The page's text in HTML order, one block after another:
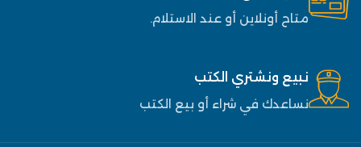
متاح أونلاين أو عند الاستلام.
نبيع ونشتري الكتب
نساعدك في شراء أو بيع الكتب